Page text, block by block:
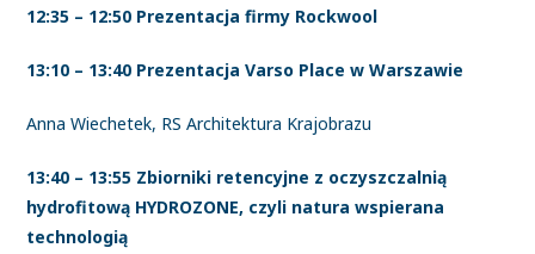
12:35 – 12:50 Prezentacja firmy Rockwool
13:10 – 13:40 Prezentacja Varso Place w Warszawie
Anna Wiechetek, RS Architektura Krajobrazu
13:40 – 13:55 Zbiorniki retencyjne z oczyszczalnią
hydrofitową HYDROZONE, czyli natura wspierana
technologią